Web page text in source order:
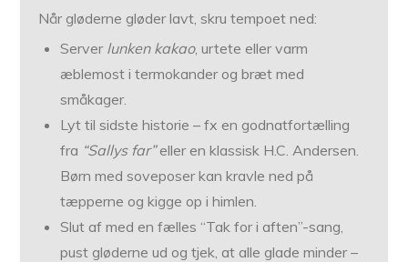
Når gløderne gløder lavt, skru tempoet ned:
Server lunken kakao, urtete eller varm
æblemost i termokander og bræt med
småkager.
Lyt til sidste historie – fx en godnatfortælling
fra “Sallys far”eller en klassisk H.C. Andersen.
Børn med soveposer kan kravle ned på
tæpperne og kigge op i himlen.
Slut af med en fælles “Tak for i aften”-sang,
pust gløderne ud og tjek, at alle glade minder –